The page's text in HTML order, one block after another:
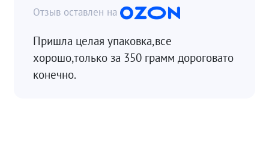
Пришла целая упаковка,все
хорошо,только за 350 грамм дороговато
конечно.